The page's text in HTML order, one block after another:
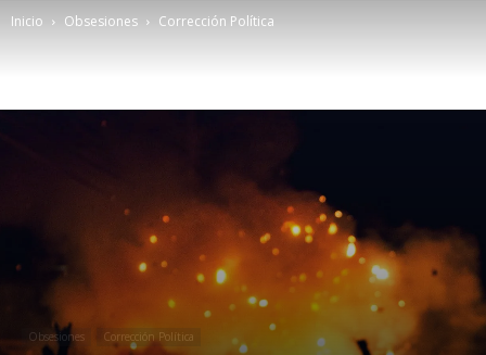
Inicio Obsesiones Corrección Política
Obsesiones Corrección Política